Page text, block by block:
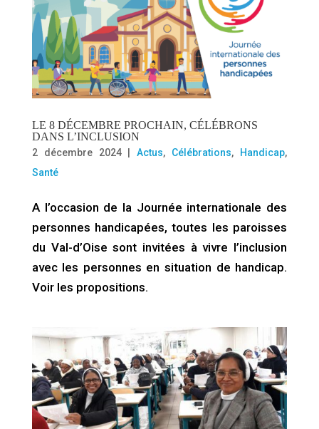
LE 8 DÉCEMBRE PROCHAIN, CÉLÉBRONS
DANS L’INCLUSION
2 décembre 2024|Actus, Célébrations, Handicap,
Santé
A l’occasion de la Journée internationale des
personnes handicapées, toutes les paroisses
du Val-d’Oise sont invitées à vivre l’inclusion
avec les personnes en situation de handicap.
Voir les propositions.